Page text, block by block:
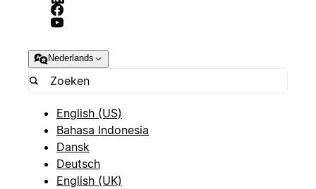
Nederlands
English (US)
Bahasa Indonesia
Dansk
Deutsch
English (UK)